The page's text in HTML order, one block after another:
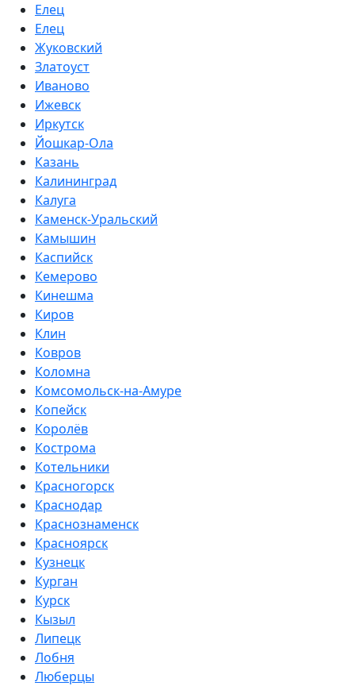
Елец
Елец
Жуковский
Златоуст
Иваново
Ижевск
Иркутск
Йошкар-Ола
Казань
Калининград
Калуга
Каменск-Уральский
Камышин
Каспийск
Кемерово
Кинешма
Киров
Клин
Ковров
Коломна
Комсомольск-на-Амуре
Копейск
Королёв
Кострома
Котельники
Красногорск
Краснодар
Краснознаменск
Красноярск
Кузнецк
Курган
Курск
Кызыл
Липецк
Лобня
Люберцы